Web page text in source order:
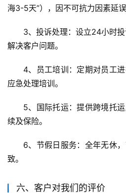
海3-5天”），因不可抗力因素延
3、投诉处理：设立24小时
解决客户问题。
4、员工培训：定期对员工
应急处理培训。
5、国际托运：提供跨境托
续及保险。
6、节假日服务：全年无休
致。
六、客户对我们的评价